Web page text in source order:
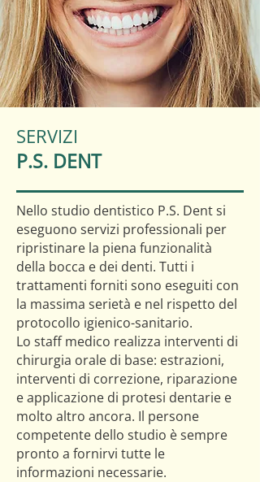
SERVIZI
P.S. DENT
Nello studio dentistico P.S. Dent si
eseguono servizi professionali per
ripristinare la piena funzionalità
della bocca e dei denti. Tutti i
trattamenti forniti sono eseguiti con
la massima serietà e nel rispetto del
protocollo igienico-sanitario.
Lo staff medico realizza interventi di
chirurgia orale di base: estrazioni,
interventi di correzione, riparazione
e applicazione di protesi dentarie e
molto altro ancora. Il persone
competente dello studio è sempre
pronto a fornirvi tutte le
informazioni necessarie.